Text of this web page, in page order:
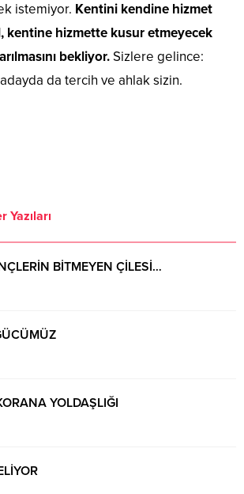
istemiyor. Kentini kendine hizmet
kentine hizmette kusur etmeyecek
bekliyor.Sizlere gelince:
da tercih ve ahlak sizin.
Yazıları
BİTMEYEN ÇİLESİ…
YOLDAŞLIĞI